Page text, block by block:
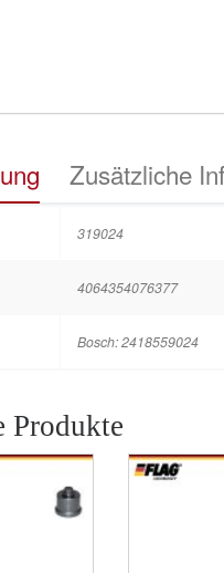
Zusätzliche
319024
4064354076377
Bosch: 2418559024
Produkte